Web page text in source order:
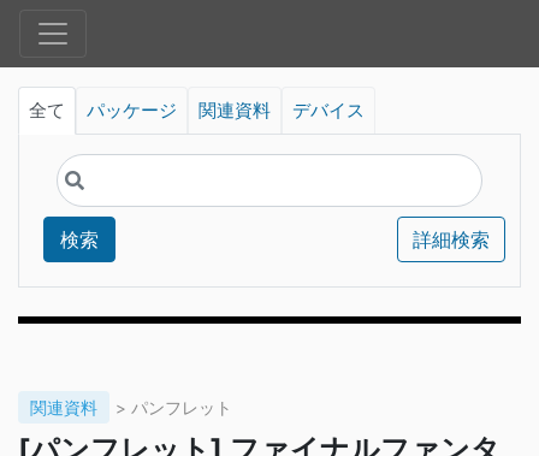
全て パッケージ 関連資料 デバイス
検索 詳細検索
関連資料 > パンフレット